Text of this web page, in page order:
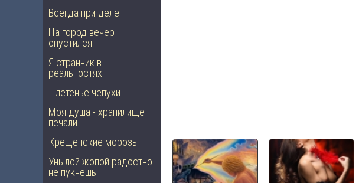
Всегда при деле
На город вечер
опустился
Я странник в
реальностях
Плетенье чепухи
Моя душа - хранилище
печали
Крещенские морозы
Унылой жопой радостно
не пукнешь